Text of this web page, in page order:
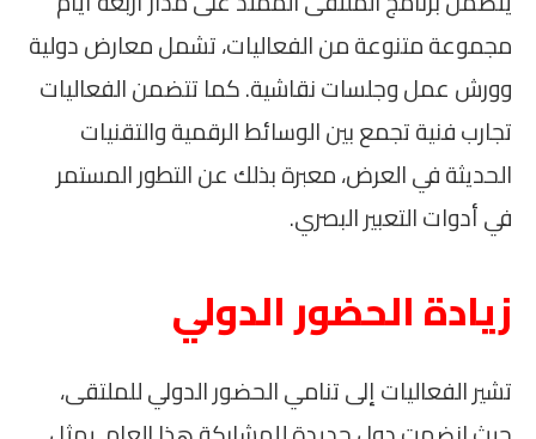
مجموعة متنوعة من الفعاليات، تشمل معارض دولية
وورش عمل وجلسات نقاشية. كما تتضمن الفعاليات
تجارب فنية تجمع بين الوسائط الرقمية والتقنيات
الحديثة في العرض، معبرة بذلك عن التطور المستمر
في أدوات التعبير البصري.
زيادة الحضور الدولي
تشير الفعاليات إلى تنامي الحضور الدولي للملتقى،